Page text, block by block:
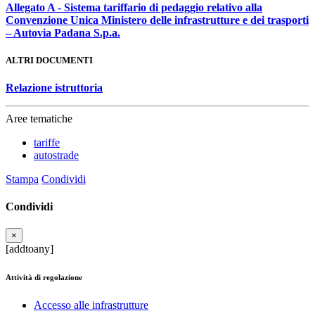
Allegato A - Sistema tariffario di pedaggio relativo alla
Convenzione Unica Ministero delle infrastrutture e dei trasporti
– Autovia Padana S.p.a.
ALTRI DOCUMENTI
Relazione istruttoria
Aree tematiche
tariffe
autostrade
Stampa Condividi
Condividi
×
[addtoany]
Attività di regolazione
Accesso alle infrastrutture